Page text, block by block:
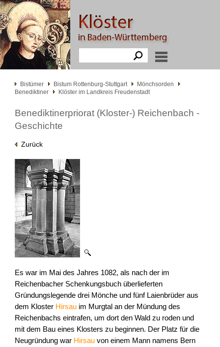
Bistümer Bistum Rottenburg-Stuttgart
Mönchsorden
Benediktiner
Klöster im Landkreis Freudenstadt
Benediktinerpriorat (Kloster-) Reichenbach -
Geschichte
Zurück
Es war im Mai des Jahres 1082, als nach der im
Reichenbacher Schenkungsbuch überlieferten
Gründungslegende drei Mönche und fünf Laienbrüder aus
dem Kloster Hirsau im Murgtal an der Mündung des
Reichenbachs eintrafen, um dort den Wald zu roden und
mit dem Bau eines Klosters zu beginnen. Der Platz für die
Neugründung war Hirsau von einem Mann namens Bern